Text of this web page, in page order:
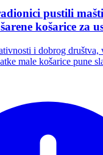
pustili
košarice za
i dobrog društva,
male košarice pune